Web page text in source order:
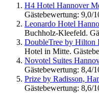
H4 Hotel Hannover
Gästebewertung: 9,0/
Leonardo Hotel
Buchholz-Kleefeld.
DoubleTree by Hilton
Hotel in Mitte.
Novotel Suites
Gästebewertung: 8,4/
Prize by Radisson,
Gästebewertung: 8,6/